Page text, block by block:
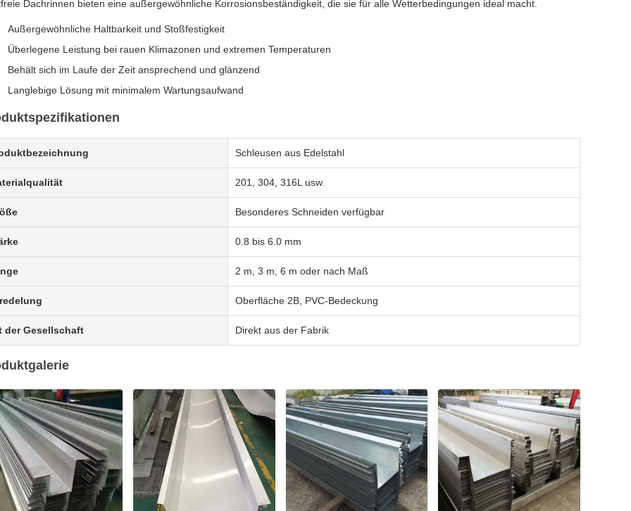
Dachrinnen bieten eine außergewöhnliche Korrosionsbeständigkeit, die sie für alle Wetterbedingungen ideal macht.
Außergewöhnliche Haltbarkeit und Stoßfestigkeit
Überlegene Leistung bei rauen Klimazonen und extremen Temperaturen
Behält sich im Laufe der Zeit ansprechend und glänzend
Langlebige Lösung mit minimalem Wartungsaufwand
Schleusen aus Edelstahl
201, 304, 316L usw.
Besonderes Schneiden verfügbar
0.8 bis 6.0 mm
2 m, 3 m, 6 m oder nach Maß
Oberfläche 2B, PVC-Bedeckung
der Gesellschaft Direkt aus der Fabrik